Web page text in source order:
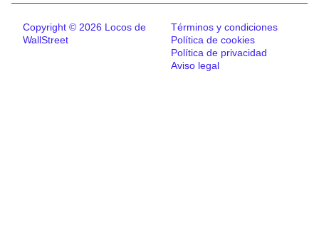
Copyright © 2026 Locos de
WallStreet
Términos y condiciones
Política de cookies
Política de privacidad
Aviso legal